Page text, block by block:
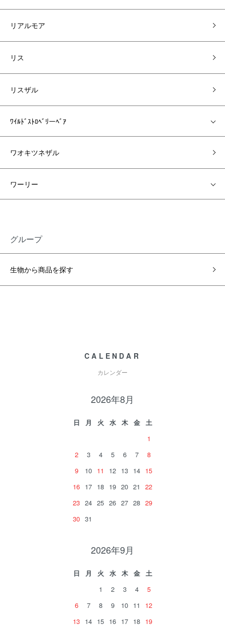
リアルモア
リス
リスザル
ﾜｲﾙﾄﾞｽﾄﾛﾍﾞﾘーﾍﾞｱ
ワオキツネザル
ワーリー
グループ
生物から商品を探す
CALENDAR
カレンダー
2026年8月
日 月 火 水 木 金
土
1
2
3 4 5 6 7
8
9
10 11 12 13 14 15
16 17 18 19 20 21
22
23 24 25 26 27 28 29
30 31
2026年9月
日 月 火 水 木 金
土
1
2 3 4
5
6
7 8 9 10 11
12
13 14 15 16 17 18 19